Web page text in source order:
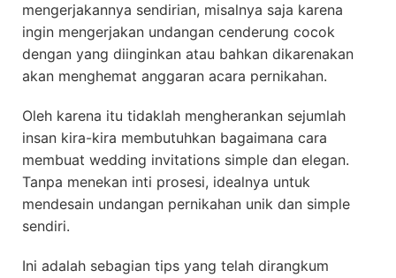
mengerjakannya sendirian, misalnya saja karena
ingin mengerjakan undangan cenderung cocok
dengan yang diinginkan atau bahkan dikarenakan
akan menghemat anggaran acara pernikahan.
Oleh karena itu tidaklah mengherankan sejumlah
insan kira-kira membutuhkan bagaimana cara
membuat wedding invitations simple dan elegan.
Tanpa menekan inti prosesi, idealnya untuk
mendesain undangan pernikahan unik dan simple
sendiri.
Ini adalah sebagian tips yang telah dirangkum